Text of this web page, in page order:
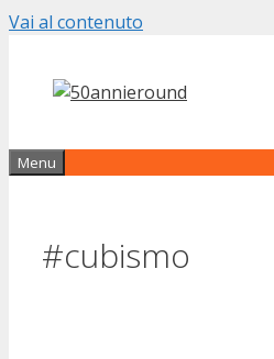
Vai al contenuto
Menu
#cubismo